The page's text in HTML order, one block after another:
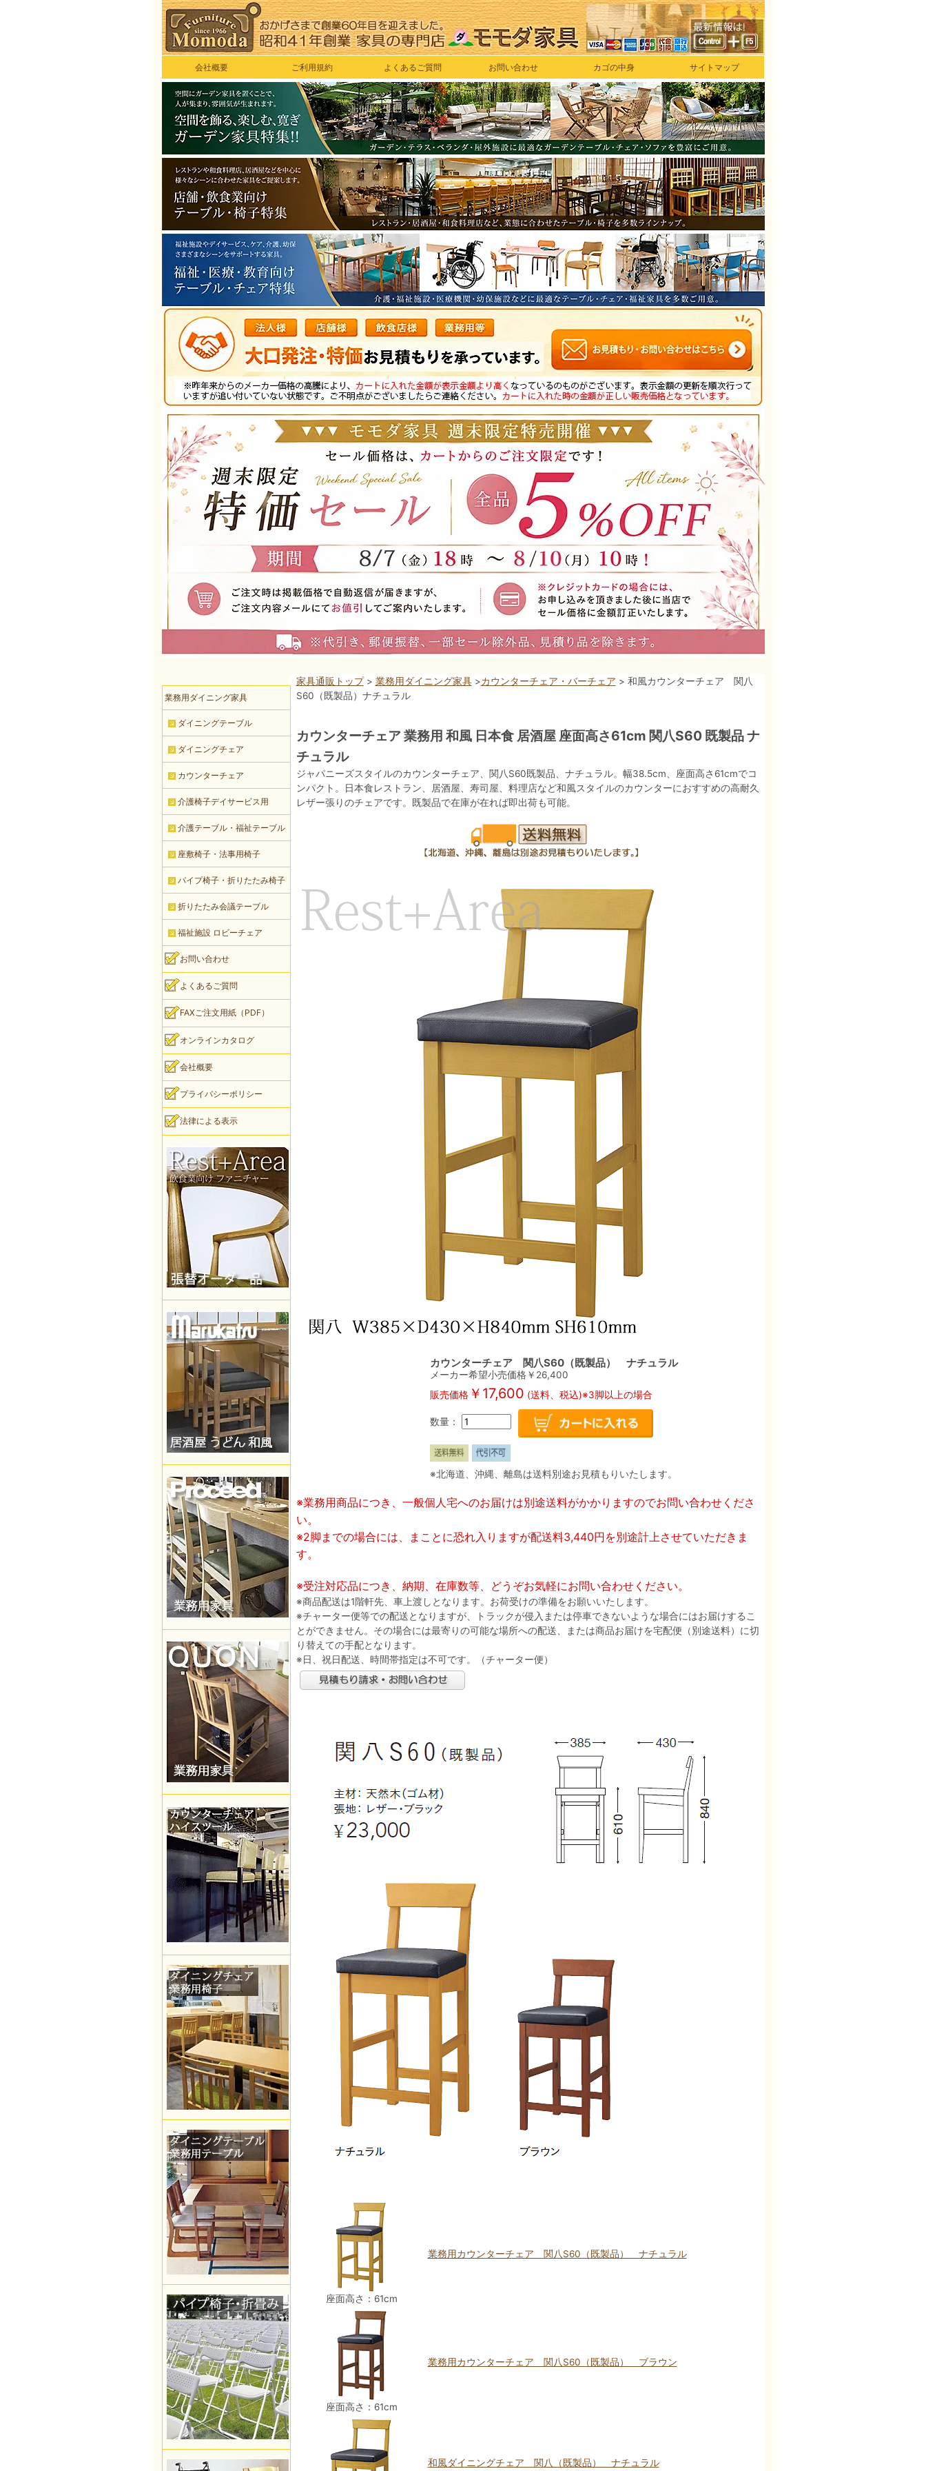
会社概要 ご利用規約 よくあるご質問 お問い合わせ カゴの中身 サイトマップ
家具通販トップ> 業務用ダイニング家具>カウンターチェア・バーチェア > 和風カウンターチェア 関八
S60（既製品）ナチュラル
カウンターチェア 業務用 和風 日本食 居酒屋 座面高さ61cm 関八S60 既製品 ナ
チュラル
ジャパニーズスタイルのカウンターチェア、関八S60既製品、ナチュラル。幅38.5cm、座面高さ61cmでコ
ンパクト。日本食レストラン、居酒屋、寿司屋、料理店など和風スタイルのカウンターにおすすめの高耐久
レザー張りのチェアです。既製品で在庫が在れば即出荷も可能。
カウンターチェア 関八S60（既製品） ナチュラル
メーカー希望小売価格￥ 26,400
販売価格￥ 17,600 (送料、税込)※3脚以上の場合
数量：
※北海道、沖縄、離島は送料別途お見積もりいたします。
※業務用商品につき、一般個人宅へのお届けは別途送料がかかりますのでお問い合わせくださ
い。
※2脚までの場合には、まことに恐れ入りますが配送料3,440円を別途計上させていただきま
す。
※受注対応品につき、納期、在庫数等、どうぞお気軽にお問い合わせください。
※商品配送は1階軒先、車上渡しとなります。お荷受けの準備をお願いいたします。
※チャーター便等での配送となりますが、トラックが侵入または停車できないような場合にはお届けするこ
とができません。その場合には最寄りの可能な場所への配送、または商品お届けを宅配便（別途送料）に切
り替えての手配となります。
※日、祝日配送、時間帯指定は不可です。（チャーター便）
座面高さ：61cm
業務用カウンターチェア 関八S60（既製品） ナチュラル
座面高さ：61cm
業務用カウンターチェア 関八S60（既製品） ブラウン
和風ダイニングチェア 関八（既製品） ナチュラル
業務用ダイニング家具
ダイニングテーブル
ダイニングチェア
カウンターチェア
介護椅子デイサービス用
介護テーブル・福祉テーブル
座敷椅子・法事用椅子
パイプ椅子・折りたたみ椅子
折りたたみ会議テーブル
福祉施設 ロビーチェア
お問い合わせ
よくあるご質問
FAXご注文用紙（PDF）
オンラインカタログ
会社概要
プライバシーポリシー
法律による表示